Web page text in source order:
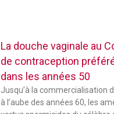
La douche vaginale au
de contraception
dans les années 50
Jusqu’à la commercialisation
à l’aube des années 60, les